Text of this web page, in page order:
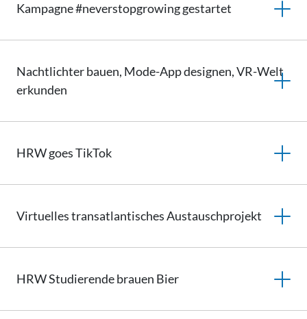
Kampagne#neverstopgrowinggestartet
Nachtlichter bauen, Mode-App designen, VR-Welt
erkunden
HRW goes TikTok
VirtuellestransatlantischesAustauschprojekt
HRW Studierende brauen Bier